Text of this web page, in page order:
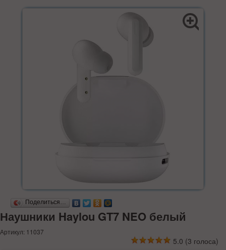
Поделиться…
Наушники Haylou GT7 NEO белый
Артикул: 11037
5.0 (3 голоса)